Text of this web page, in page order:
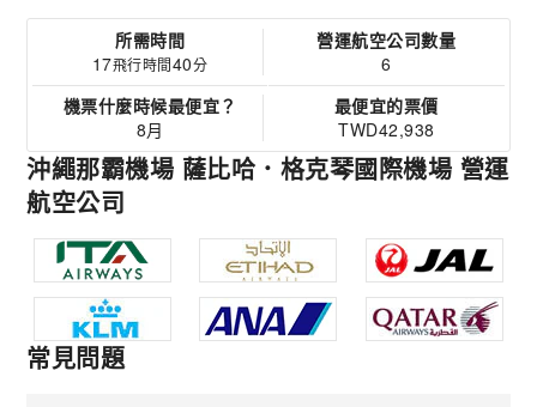
所需時間
17飛行時間40分
營運航空公司數量
6
機票什麼時候最便宜？
8月
最便宜的票價
TWD42,938
沖繩那霸機場 薩比哈．格克琴國際機場 營運
航空公司
常見問題